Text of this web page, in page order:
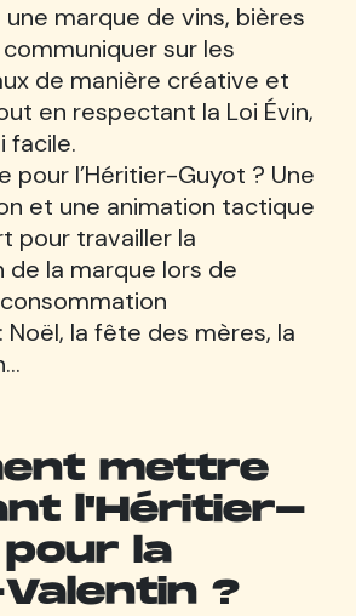
marque de vins, bières
sur les
de manière créative et
en respectant la Loi Évin,
facile.
pour l’Héritier-Guyot ? Une
et une animation tactique
pour travailler la
la marque lors de
la fête des mères, la
mettre
l'Héritier-
la
?